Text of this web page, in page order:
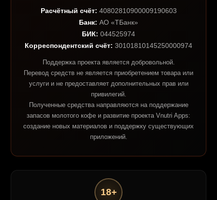
Расчётный счёт: 40802810900009190603
Банк: АО «ТБанк»
БИК: 044525974
Корреспондентский счёт: 30101810145250000974
Поддержка проекта является добровольной.
Перевод средств не является приобретением товара или
услуги и не предоставляет дополнительных прав или
привилегий.
Полученные средства направляются на поддержание
запасов молотого кофе и развитие проекта Vnutri Apps:
создание новых материалов и поддержку существующих
приложений.
18+